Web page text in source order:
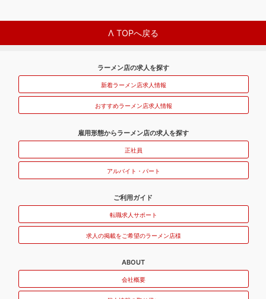
Λ TOPへ戻る
ラーメン店の求人を探す
新着ラーメン店求人情報
おすすめラーメン店求人情報
雇用形態からラーメン店の求人を探す
正社員
アルバイト・パート
ご利用ガイド
転職求人サポート
求人の掲載をご希望のラーメン店様
ABOUT
会社概要